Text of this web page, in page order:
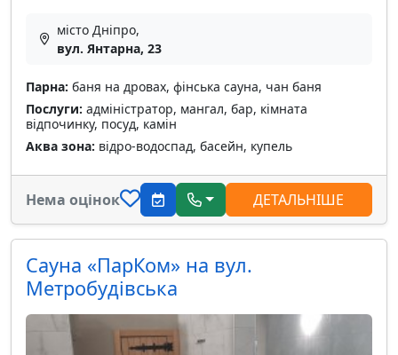
місто Дніпро,
вул. Янтарна, 23
Парна: баня на дровах, фінська сауна, чан баня
Послуги: адміністратор, мангал, бар, кімната
відпочинку, посуд, камін
Аква зона: відро-водоспад, басейн, купель
Нема оцінок ДЕТАЛЬНІШЕ
Сауна «ПарКом» на вул.
Метробудівська